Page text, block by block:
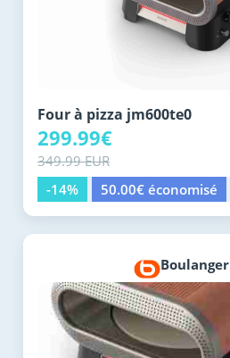
Four à pizza jm600te0
299.99€
349.99 EUR
-14%
50.00€ économisé
Boulanger